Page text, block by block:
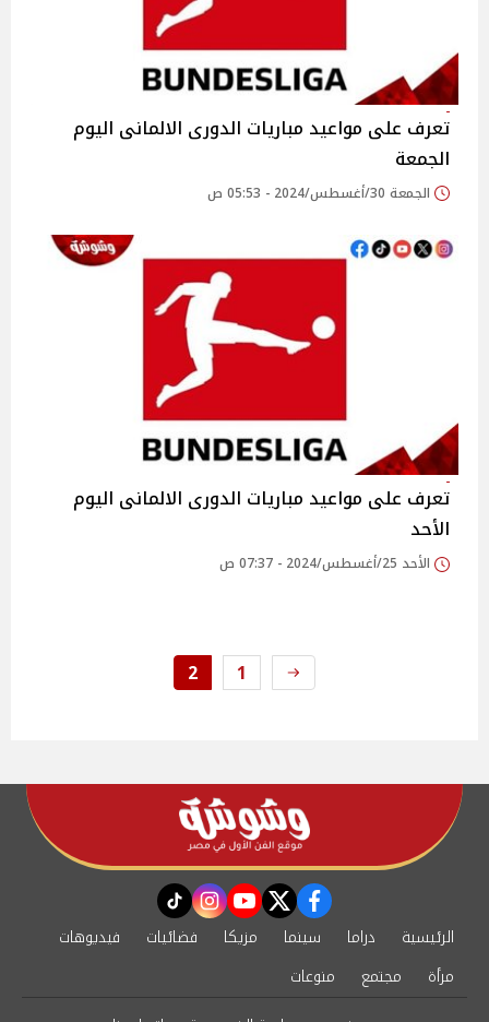
تعرف على مواعيد مباريات الدورى الالمانى اليوم
الجمعة
الجمعة 30/أغسطس/2024 - 05:53 ص
تعرف على مواعيد مباريات الدورى الالمانى اليوم
الأحد
الأحد 25/أغسطس/2024 - 07:37 ص
1
2
facebook
twitter
youtube
instagram
tiktok
الرئيسية دراما سينما مزيكا فضائيات
فيديوهات
مرأة
مجتمع
منوعات